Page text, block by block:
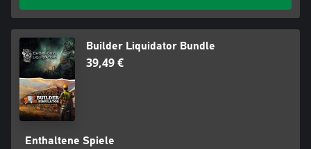
Builder Liquidator Bundle
39,49 €
Enthaltene Spiele